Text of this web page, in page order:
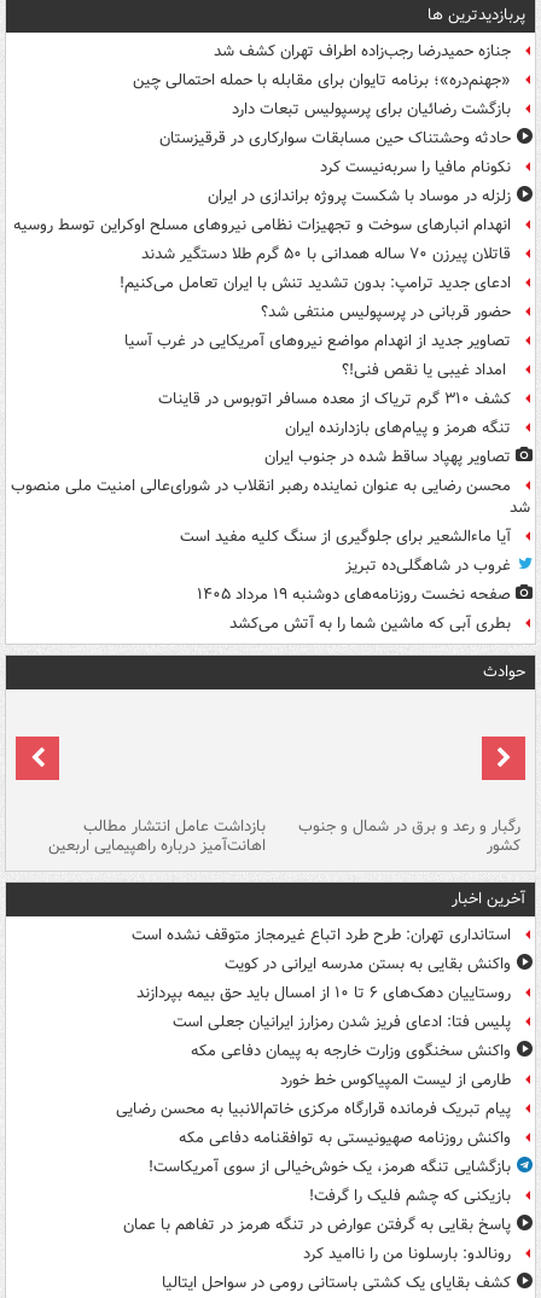
پربازدیدترین ها
جنازه حمیدرضا رجب‌زاده اطراف تهران کشف شد
«جهنم‌دره»؛ برنامه تایوان برای مقابله با حمله احتمالی چین
بازگشت رضائیان برای پرسپولیس تبعات دارد
حادثه وحشتناک حین مسابقات سوارکاری در قرقیزستان
نکونام مافیا را سربه‌نیست کرد
زلزله در موساد با شکست پروژه براندازی در ایران
انهدام انبارهای سوخت و تجهیزات نظامی نیروهای مسلح اوکراین توسط روسیه
قاتلان پیرزن ۷۰ ساله همدانی با ۵۰ گرم طلا دستگیر شدند
ادعای جدید ترامپ: بدون تشدید تنش با ایران تعامل می‌کنیم!
حضور قربانی در پرسپولیس منتفی شد؟
تصاویر جدید از انهدام مواضع نیروهای آمریکایی در غرب آسیا
امداد غیبی یا نقص فنی!؟
کشف ۳۱۰ گرم تریاک از معده مسافر اتوبوس در قاینات
تنگه هرمز و پیام‌های بازدارنده ایران
تصاویر پهپاد ساقط شده در جنوب ایران
محسن رضایی به عنوان نماینده رهبر انقلاب در شورای‌عالی امنیت ملی منصوب
شد
آیا ماءالشعیر برای جلوگیری از سنگ کلیه مفید است
غروب در شاهگلی‌ده تبریز
صفحه نخست روزنامه‌های دوشنبه ۱۹ مرداد ۱۴۰۵
بطری آبی که ماشین شما را به آتش می‌کشد
حوادث
رگبار و رعد و برق در شمال و جنوب
کشور
بازداشت عامل انتشار مطالب
اهانت‌آمیز درباره راهپیمایی اربعین
آخرین اخبار
استانداری تهران: طرح طرد اتباع غیرمجاز متوقف نشده است
واکنش بقایی به بستن مدرسه ایرانی در کویت
روستاییان دهک‌های ۶ تا ۱۰ از امسال باید حق بیمه بپردازند
پلیس فتا: ادعای فریز شدن رمزارز ایرانیان جعلی است
واکنش سخنگوی وزارت خارجه به پیمان دفاعی مکه
طارمی از لیست المپیاکوس خط خورد
پیام تبریک فرمانده قرارگاه مرکزی خاتم‌الانبیا به محسن رضایی
واکنش روزنامه صهیونیستی به توافقنامه دفاعی مکه
بازگشایی تنگه هرمز، یک خوش‌خیالی از سوی آمریکاست!
بازیکنی که چشم فلیک را گرفت!
پاسخ بقایی به گرفتن عوارض در تنگه هرمز در تفاهم با عمان
رونالدو: بارسلونا من را ناامید کرد
کشف بقایای یک کشتی باستانی رومی در سواحل ایتالیا